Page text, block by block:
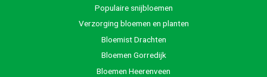
Populaire snijbloemen
Verzorging bloemen en planten
Bloemist Drachten
Bloemen Gorredijk
Bloemen Heerenveen